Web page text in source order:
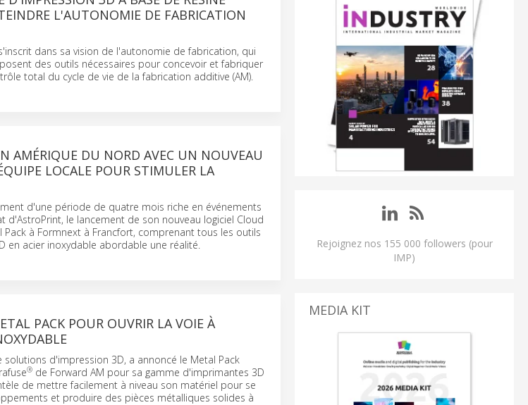
L'AUTONOMIE DE FABRICATION
dans sa vision de l'autonomie de fabrication, qui
des outils nécessaires pour concevoir et fabriquer
total du cycle de vie de la fabrication additive (AM).
AMÉRIQUE DU NORD AVEC UN NOUVEAU
LOCALE POUR STIMULER LA
d'une période de quatre mois riche en événements
d'AstroPrint, le lancement de son nouveau logiciel Cloud
à Formnext à Francfort, comprenant tous les outils
en acier inoxydable abordable une réalité.
PACK POUR OUVRIR LA VOIE À
d'impression 3D, a annoncé le Metal Pack
®de Forward AM pour sa gamme d'imprimantes 3D
de mettre facilement à niveau son matériel pour se
et produire des pièces métalliques solides à
Rejoignez nos 155 000 followers (pour
IMP)
MEDIA KIT